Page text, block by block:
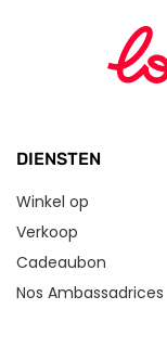
DIENSTEN
Winkel op
Verkoop
Cadeaubon
Nos Ambassadrices